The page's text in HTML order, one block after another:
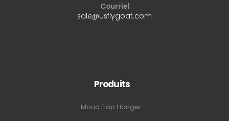
Courriel
sale@usflygoat.com
Produits
Moud Flap Hanger